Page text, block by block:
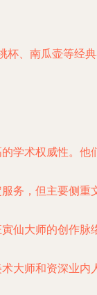
、南瓜壶等经
学术权威性。
务，但主要侧
仙大师的创作
大师和资深业